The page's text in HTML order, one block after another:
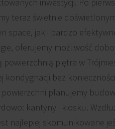
inwestycji. Po
teraz świetnie
space, jak i bardzo
oferujemy możliwość
piętra w
bez
planujemy
kantyny i kiosku.
najlepiej skomunikowane